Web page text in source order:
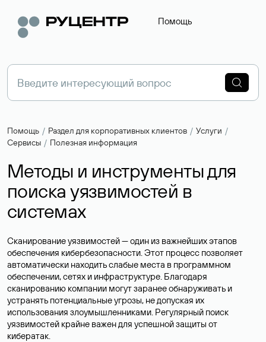
Помощь
Помощь Раздел для корпоративных клиентов
Услуги
Сервисы
Полезная информация
Методы и инструменты для
поиска уязвимостей в
системах
Сканирование уязвимостей — один из важнейших этапов
обеспечения кибербезопасности. Этот процесс позволяет
автоматически находить слабые места в программном
обеспечении, сетях и инфраструктуре. Благодаря
сканированию компании могут заранее обнаруживать и
устранять потенциальные угрозы, не допуская их
использования злоумышленниками. Регулярный поиск
уязвимостей крайне важен для успешной защиты от
кибератак.